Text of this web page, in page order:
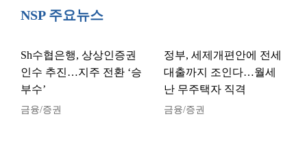
NSP 주요뉴스
Sh수협은행, 상상인증권
인수 추진…지주 전환 ‘승
부수’
금융/증권
정부, 세제개편안에 전세
대출까지 조인다…월세
난 무주택자 직격
금융/증권